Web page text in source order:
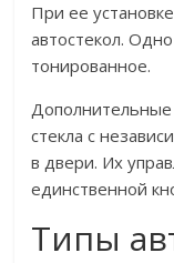
При ее
автостекол.
тонированное.
стекла с
в двери. Их
единственной
Типы